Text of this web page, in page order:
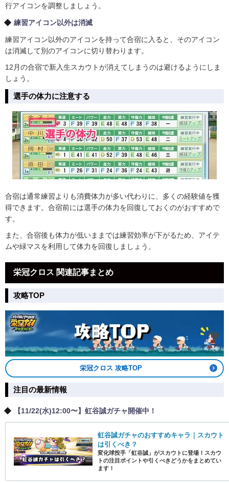
行アイコンを調整しましょう。
練習アイコン以外は消滅
練習アイコン以外のアイコンを持って合宿に入ると、そのアイコン
は消滅して別のアイコンに切り替わります。
12月の合宿で新入生スカウトが消えてしまうのは避けるようにしま
しょう。
選手の体力に注意する
合宿は通常練習よりも消費体力が多い代わりに、多くの経験値を獲
得できます。合宿前には選手の体力を回復しておくのがおすすめで
す。
また、合宿後も体力が低いままでは練習効率が下がるため、アイテ
ムや緑マスを利用して体力を回復しましょう。
栄冠クロス 関連記事まとめ
攻略TOP
栄冠クロス 攻略TOP
注目の最新情報
【11/22(水)12:00〜】虹谷誠ガチャ開催中！
虹谷誠ガチャのおすすめキャラ｜スカウト
は引くべき？
変化球投手「虹谷誠」がスカウトに登場！スカウ
トの注目ポイントや引くべきどうかをまとめてい
ます！